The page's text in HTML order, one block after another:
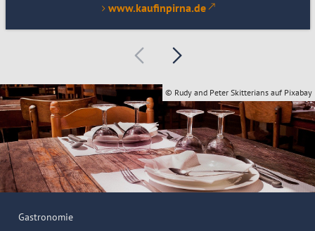
www.kaufinpirna.de
© Rudy and Peter Skitterians auf Pixabay
Gastronomie